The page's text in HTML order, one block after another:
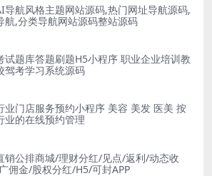
导航风格主题网站源码,热门网址导航源码,
航,分类导航网站源码整站源码
试题库答题刷题H5小程序 职业企业培训教
驾考学习系统源码
店服务预约小程序 美容 美发 医美 按
业的在线预约管理
销公排商城/理财分红/见点/返利/动态收
佣金/股权分红/H5/可封APP